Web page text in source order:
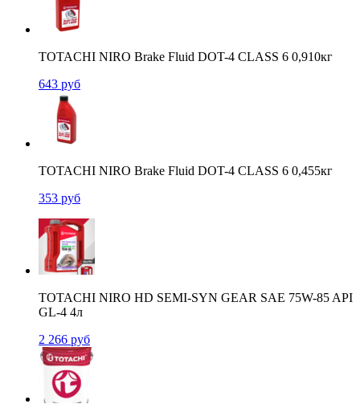
TOTACHI NIRO Brake Fluid DOT-4 CLASS 6 0,910кг
643 руб
TOTACHI NIRO Brake Fluid DOT-4 CLASS 6 0,455кг
353 руб
TOTACHI NIRO HD SEMI-SYN GEAR SAE 75W-85 API
GL-4 4л
2 266 руб